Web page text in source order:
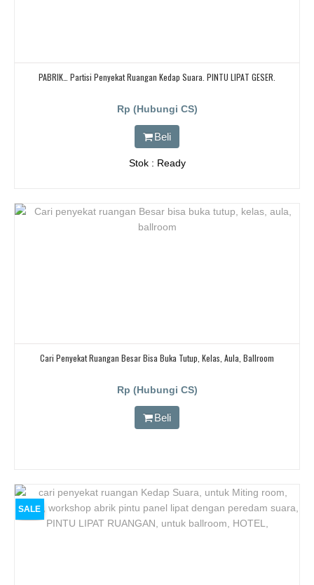
PABRIK… Partisi Penyekat Ruangan Kedap Suara. PINTU LIPAT GESER.
Rp (Hubungi CS)
Beli
Stok : Ready
Cari Penyekat Ruangan Besar Bisa Buka Tutup, Kelas, Aula, Ballroom
Rp (Hubungi CS)
Beli
SALE